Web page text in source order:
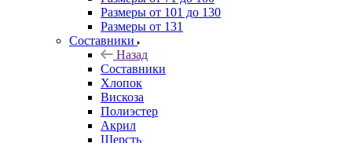
Размеры от 101 до 130
Размеры от 131
Составники
Назад
Составники
Хлопок
Вискоза
Полиэстер
Акрил
Шерсть